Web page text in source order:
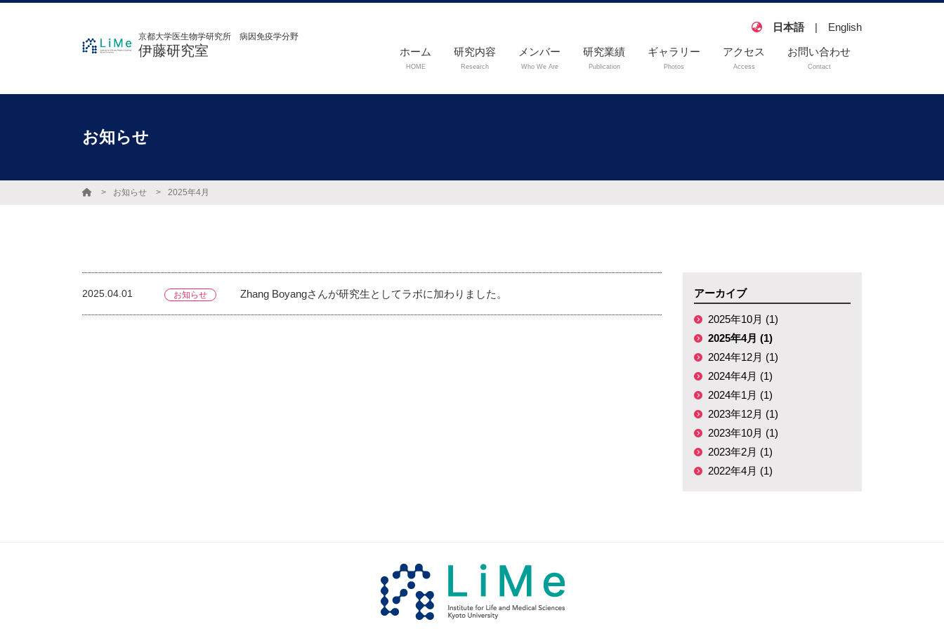
京都大学医生物学研究所 病因免疫学分野
伊藤研究室
日本語 | English
ホーム
HOME
研究内容
Research
メンバー
Who We Are
研究業績
Publication
書
ギャラリー
Photos
アクセス
Access
お問い合わせ
Contact
お知らせ
お知らせ 2025年4月
2025.04.01 お知らせ Zhang Boyangさんが研究生としてラボに加わりました。 アーカイブ
2025年10月 (1)
2025年4月 (1)
2024年12月 (1)
2024年4月 (1)
2024年1月 (1)
2023年12月 (1)
2023年10月 (1)
2023年2月 (1)
2022年4月 (1)